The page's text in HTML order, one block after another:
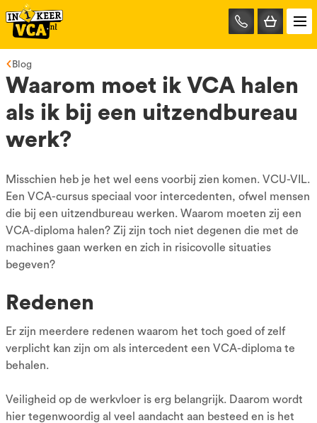
085-
0667401
Blog
Waarom moet ik VCA halen
als ik bij een uitzendbureau
werk?
Misschien heb je het wel eens voorbij zien komen. VCU-VIL.
Een VCA-cursus speciaal voor intercedenten, ofwel mensen
die bij een uitzendbureau werken. Waarom moeten zij een
VCA-diploma halen? Zij zijn toch niet degenen die met de
machines gaan werken en zich in risicovolle situaties
begeven?
Redenen
Er zijn meerdere redenen waarom het toch goed of zelf
verplicht kan zijn om als intercedent een VCA-diploma te
behalen.
Veiligheid op de werkvloer is erg belangrijk. Daarom wordt
hier tegenwoordig al veel aandacht aan besteed en is het